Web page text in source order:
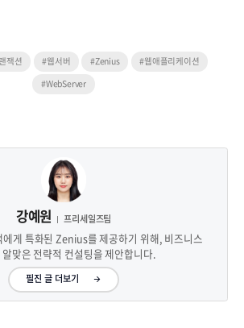
잭션 #웹서버 #Zenius
#웹애플리케이션
#WebServer
강예원 프리세일즈팀
에게 특화된 Zenius를 제공하기 위해, 비즈니스
맞은 전략적 컨설팅을 제안합니다.
필진 글 더보기